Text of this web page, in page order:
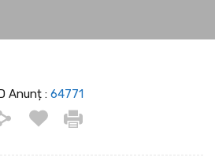
Anunț : 64771